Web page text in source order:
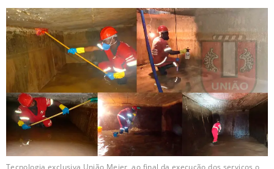
Tecnologia exclusiva União Meier, ao final da execução dos serviços o